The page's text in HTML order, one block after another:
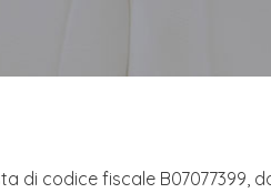
di codice fiscale